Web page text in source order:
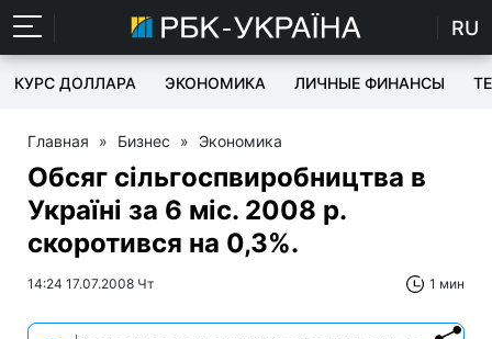
RU
КУРС ДОЛЛАРА ЭКОНОМИКА ЛИЧНЫЕ ФИНАНСЫ
Главная » Бизнес » Экономика
Обсяг сільгоспвиробництва в
Україні за 6 міс. 2008 р.
скоротився на 0,3%.
14:24 17.07.2008 Чт 1 мин